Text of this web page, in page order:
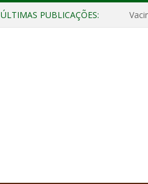
ÚLTIMAS PUBLICAÇÕES: